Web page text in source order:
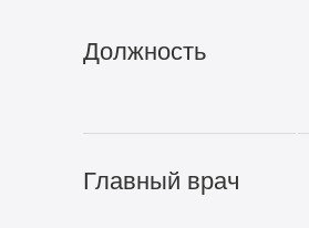
Должность
Главный врач